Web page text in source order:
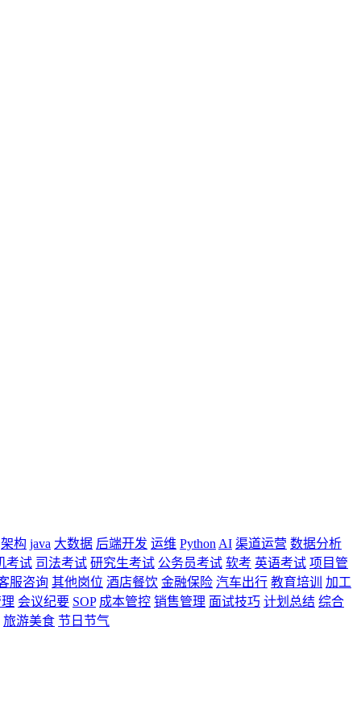
架构 java 大数据 后端开发 运维 Python AI 渠道运营 数据分析
考试 司法考试 研究生考试 公务员考试 软考 英语考试 项目管
服咨询 其他岗位 酒店餐饮 金融保险 汽车出行 教育培训
加工
会议纪要 SOP 成本管控 销售管理 面试技巧 计划总结 综合
旅游美食 节日节气